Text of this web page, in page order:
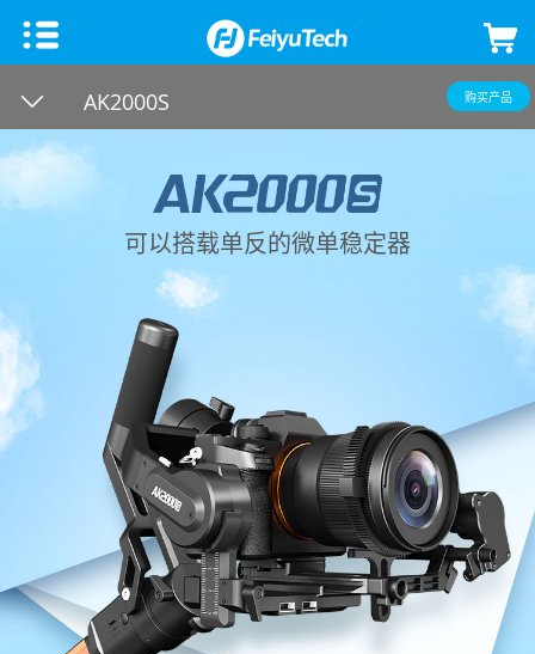
手机稳定器
飞宇蝎子Mini 3手机版
Vimble 3 SE
VLOG pocket2
Vimble One
Vimble 2S
微单单反稳定器
飞宇蝎子Mini 3 Pro
飞宇蝎子-Mini 2
飞宇蝎子-Mini
飞宇蝎子-C
Feiyu Pocket 2S
Feiyu Pocket 2
Feiyu Pocket
Vimble 2A
WG2X
云台教学
AK2000S 购买产品
可以搭载单反的微单稳定器